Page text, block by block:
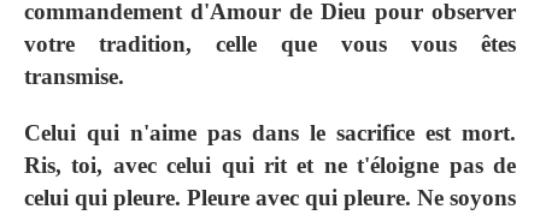
commandement d'Amour de Dieu pour observer
votre tradition, celle que vous vous êtes
transmise.
Celui qui n'aime pas dans le sacrifice est mort.
Ris, toi, avec celui qui rit et ne t'éloigne pas de
celui qui pleure. Pleure avec qui pleure. Ne soyons